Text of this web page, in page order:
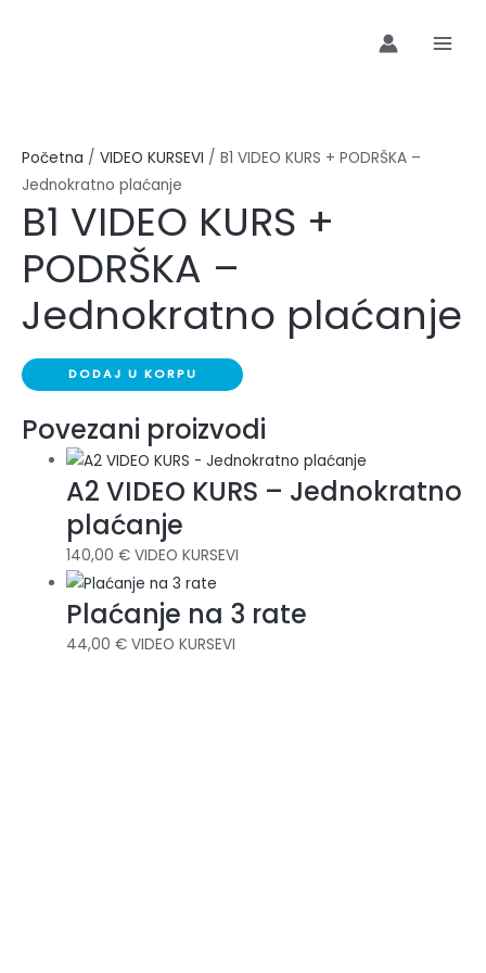
Početna / VIDEO KURSEVI / B1 VIDEO KURS + PODRŠKA –
Jednokratno plaćanje
B1 VIDEO KURS +
PODRŠKA –
Jednokratno plaćanje
-
Jednokratno
plaćanje
količina
DODAJ U KORPU
Povezani proizvodi
A2 VIDEO KURS – Jednokratno
plaćanje
140,00€ VIDEO KURSEVI
Plaćanje na 3 rate
44,00€ VIDEO KURSEVI